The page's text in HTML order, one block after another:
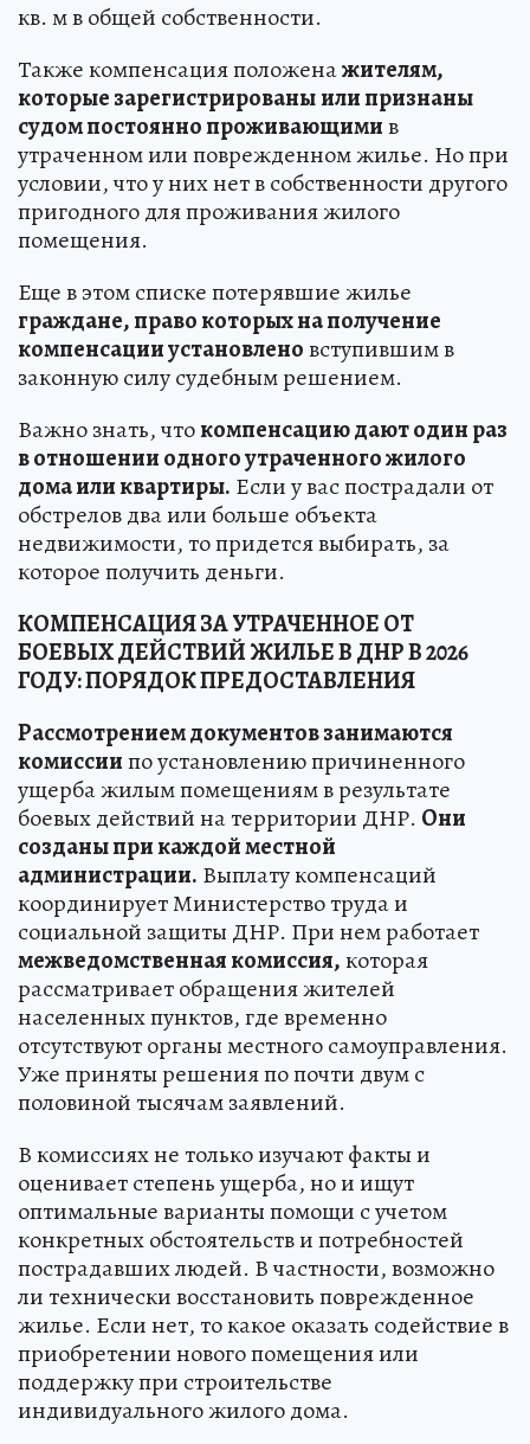
кв. м в общей собственности.
Также компенсация положенажителям,
которые зарегистрированыили признаны
судом постоянно проживающимив
утраченном или поврежденном жилье. Но при
условии, что у них нет в собственности другого
пригодного для проживания жилого
помещения.
Еще в этом списке потерявшие жилье
граждане, право которых на получение
компенсации установленовступившим в
законную силу судебным решением.
Важно знать, чтокомпенсацию дают один раз
в отношении одного утраченного жилого
дома или квартиры. Если у вас пострадали от
обстрелов два или больше объекта
недвижимости, то придется выбирать, за
которое получить деньги.
КОМПЕНСАЦИЯ ЗА УТРАЧЕННОЕ ОТ
БОЕВЫХ ДЕЙСТВИЙ ЖИЛЬЕ В ДНР В 2026
ГОДУ: ПОРЯДОК ПРЕДОСТАВЛЕНИЯ
Рассмотрением документов занимаются
комиссиипо установлению причиненного
ущерба жилым помещениям в результате
боевых действий на территории ДНР. Они
созданы при каждой местной
администрации. Выплату компенсаций
координирует Министерство труда и
социальной защиты ДНР. При нем работает
межведомственная комиссия,которая
рассматривает обращения жителей
населенных пунктов, где временно
отсутствуют органы местного самоуправления.
Уже приняты решения по почти двум с
половиной тысячам заявлений.
В комиссиях не только изучают факты и
оценивает степень ущерба, но и ищут
оптимальные варианты помощи с учетом
конкретных обстоятельств и потребностей
пострадавших людей. В частности, возможно
ли технически восстановить поврежденное
жилье. Если нет, то какое оказать содействие в
приобретении нового помещения или
поддержку при строительстве
индивидуального жилого дома.